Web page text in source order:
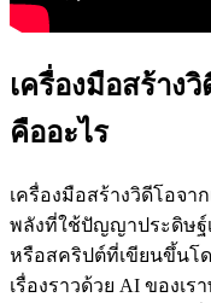
เครื่องมือสร้าง
คืออะไร
เครื่องมือสร้างวิดีโอจา
พลังที่ใช้ปัญญาประดิษฐ์
หรือสคริปต์ที่เขียนขึ้นโ
เรื่องราวด้วย AI ของเ